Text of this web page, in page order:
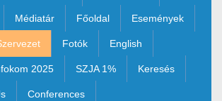
Médiatár Főoldal Események
Fotók English
2025 SZJA 1% Keresés
Conferences